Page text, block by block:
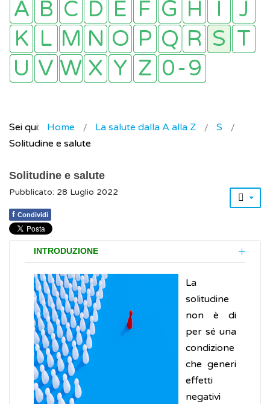
Sei qui: Home La salute dalla A alla Z
S
Solitudine e salute
Solitudine e salute
Pubblicato: 28 Luglio 2022
f Condividi
INTRODUZIONE
La
solitudine
non è di
per sé una
condizione
che generi
effetti
negativi